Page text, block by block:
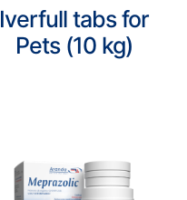
Iverfull tabs for
Pets (10 kg)